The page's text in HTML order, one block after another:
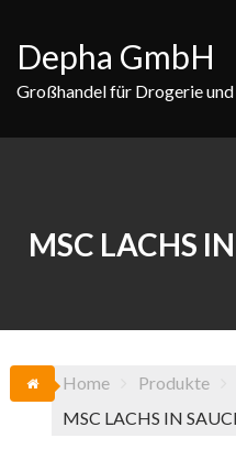
content
Depha GmbH
Großhandel für Drogerie
MSC LACHS
Home
Produkte
MSC LACHS IN